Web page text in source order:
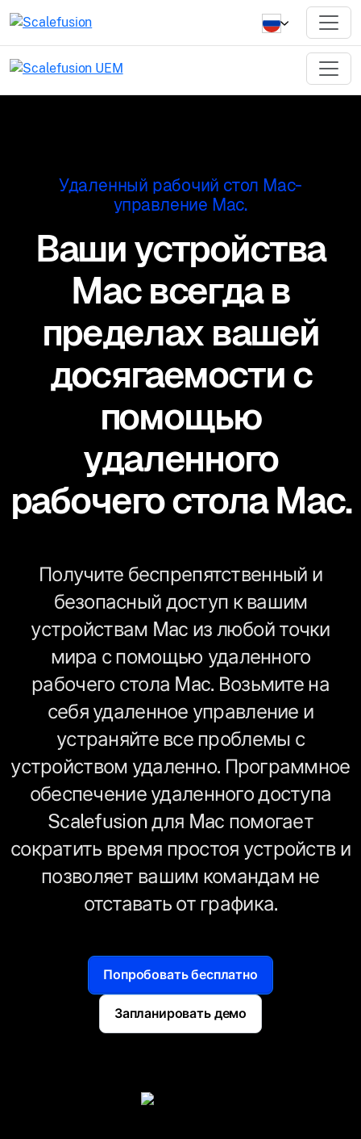
Удаленный рабочий стол Mac-
управление Mac.
Ваши устройства
Mac всегда в
пределах вашей
досягаемости с
помощью
удаленного
рабочего стола Mac.
Получите беспрепятственный и
безопасный доступ к вашим
устройствам Mac из любой точки
мира с помощью удаленного
рабочего стола Mac. Возьмите на
себя удаленное управление и
устраняйте все проблемы с
устройством удаленно. Программное
обеспечение удаленного доступа
Scalefusion для Mac помогает
сократить время простоя устройств и
позволяет вашим командам не
отставать от графика.
Попробовать бесплатно
Запланировать демо